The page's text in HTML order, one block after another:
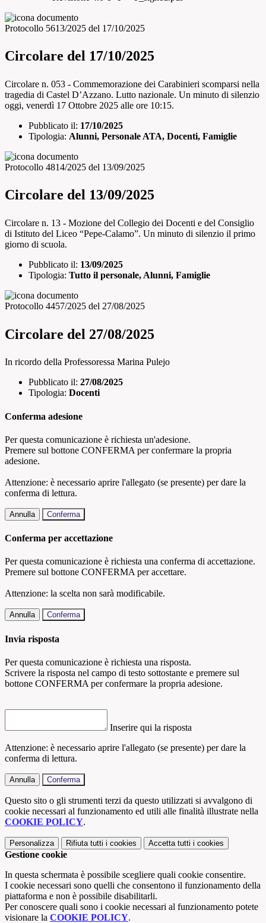
Protocollo 5613/2025 del 17/10/2025
Circolare del 17/10/2025
Circolare n. 053 - Commemorazione dei Carabinieri scomparsi nella
tragedia di Castel D’Azzano. Lutto nazionale. Un minuto di silenzio
oggi, venerdì 17 Ottobre 2025 alle ore 10:15.
Pubblicato il: 17/10/2025
Tipologia: Alunni, Personale ATA, Docenti, Famiglie
Protocollo 4814/2025 del 13/09/2025
Circolare del 13/09/2025
Circolare n. 13 - Mozione del Collegio dei Docenti e del Consiglio
di Istituto del Liceo “Pepe-Calamo”. Un minuto di silenzio il primo
giorno di scuola.
Pubblicato il: 13/09/2025
Tipologia: Tutto il personale, Alunni, Famiglie
Protocollo 4457/2025 del 27/08/2025
Circolare del 27/08/2025
In ricordo della Professoressa Marina Pulejo
Pubblicato il: 27/08/2025
Tipologia: Docenti
Conferma adesione
Per questa comunicazione è richiesta un'adesione.
Premere sul bottone CONFERMA per confermare la propria
adesione.
Attenzione: è necessario aprire l'allegato (se presente) per dare la
conferma di lettura.
Annulla Conferma
Conferma per accettazione
Per questa comunicazione è richiesta una conferma di accettazione.
Premere sul bottone CONFERMA per accettare.
Attenzione: la scelta non sarà modificabile.
Annulla Conferma
Invia risposta
Per questa comunicazione è richiesta una risposta.
Scrivere la risposta nel campo di testo sottostante e premere sul
bottone CONFERMA per confermare la propria adesione.
Inserire qui la risposta
Attenzione: è necessario aprire l'allegato (se presente) per dare la
conferma di lettura.
Annulla Conferma
Questo sito o gli strumenti terzi da questo utilizzati si avvalgono di
cookie necessari al funzionamento ed utili alle finalità illustrate nella
COOKIE POLICY.
Personalizza Rifiuta tutti i cookies Accetta tutti i cookies
Gestione cookie
In questa schermata è possibile scegliere quali cookie consentire.
I cookie necessari sono quelli che consentono il funzionamento della
piattaforma e non è possibile disabilitarli.
Per conoscere quali sono i cookie necessari al funzionamento potete
visionare la COOKIE POLICY.